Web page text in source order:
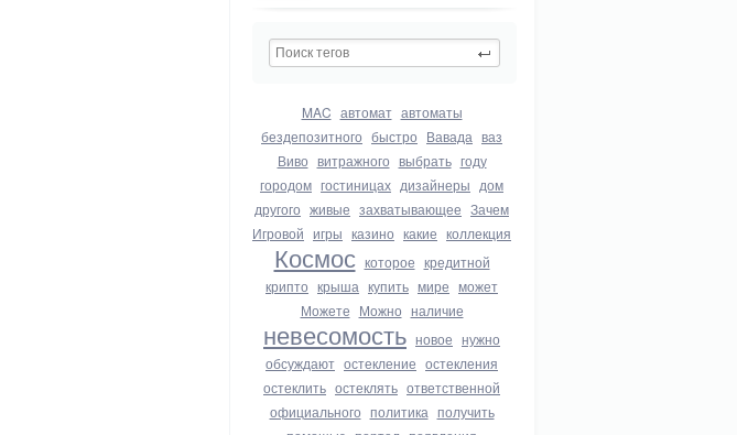
MAC автомат автоматы
бездепозитного быстро Вавада ваз
Виво витражного выбрать году
городом гостиницах дизайнеры дом
другого живые захватывающее Зачем
Игровой игры казино какие коллекция
Космос которое кредитной
крипто крыша купить мире может
Можете Можно наличие
невесомость новое нужно
обсуждают остекление остекления
остеклить остеклять ответственной
официального политика получить